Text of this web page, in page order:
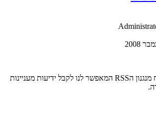
לפני מספר שנים פותח מנגנון הRSS המאפשר לנו לקבל ידיעות מעניינות